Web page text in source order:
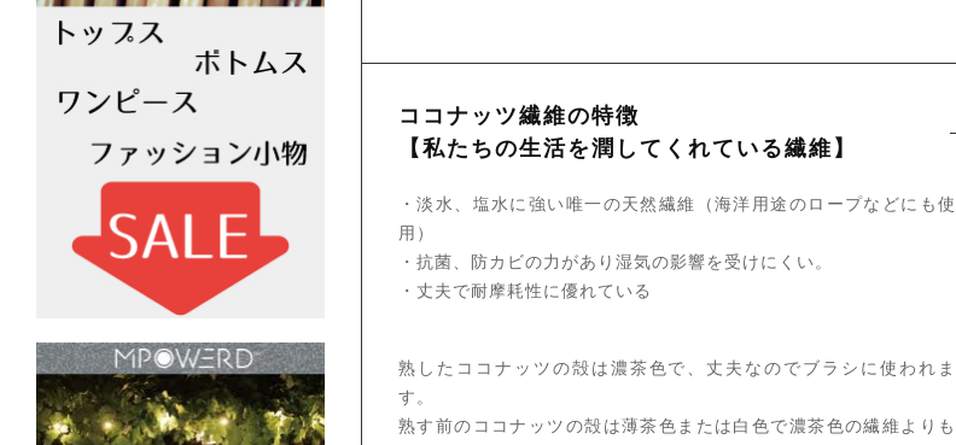
ココナッツ繊維の特徴
【私たちの生活を潤してくれている繊維】
・淡水、塩水に強い唯一の天然繊維（海洋用途のロープなどにも使
用）
・抗菌、防カビの力があり湿気の影響を受けにくい。
・丈夫で耐摩耗性に優れている
熟したココナッツの殻は濃茶色で、丈夫なのでブラシに使われま
す。
熟す前のココナッツの殻は薄茶色または白色で濃茶色の繊維よりも